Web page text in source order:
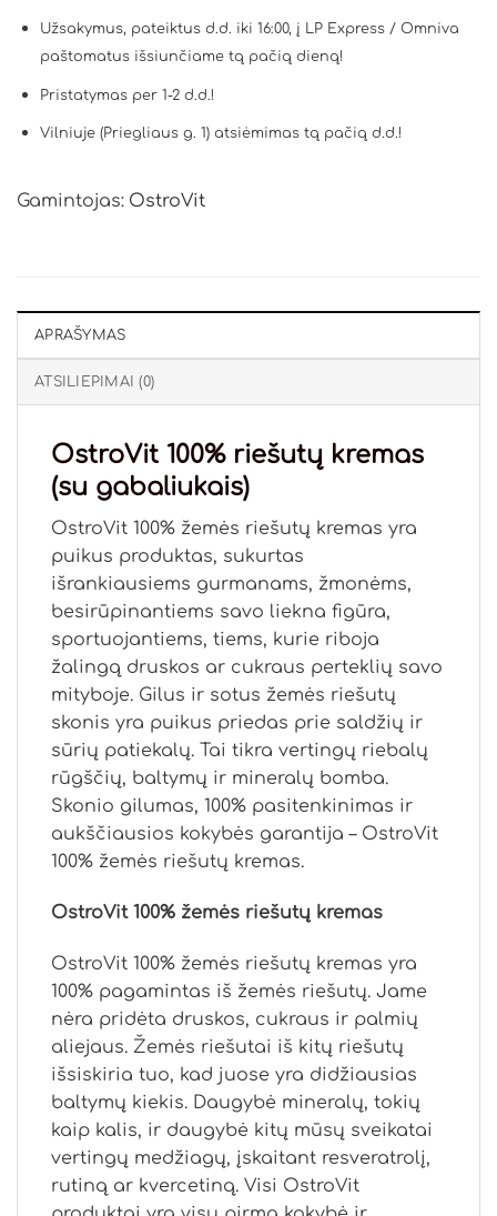
Užsakymus, pateiktus d.d. iki 16:00, į LP Express / Omniva
paštomatus išsiunčiame tą pačią dieną!
Pristatymas per 1-2 d.d.!
Vilniuje (Priegliaus g. 1) atsiėmimas tą pačią d.d.!
Gamintojas: OstroVit
APRAŠYMAS
ATSILIEPIMAI (0)
OstroVit 100% riešutų kremas
(su gabaliukais)
OstroVit 100% žemės riešutų kremas yra
puikus produktas, sukurtas
išrankiausiems gurmanams, žmonėms,
besirūpinantiems savo liekna figūra,
sportuojantiems, tiems, kurie riboja
žalingą druskos ar cukraus perteklių savo
mityboje. Gilus ir sotus žemės riešutų
skonis yra puikus priedas prie saldžių ir
sūrių patiekalų. Tai tikra vertingų riebalų
rūgščių, baltymų ir mineralų bomba.
Skonio gilumas, 100% pasitenkinimas ir
aukščiausios kokybės garantija – OstroVit
100% žemės riešutų kremas.
OstroVit 100% žemės riešutų kremas
OstroVit 100% žemės riešutų kremas yra
100% pagamintas iš žemės riešutų. Jame
nėra pridėta druskos, cukraus ir palmių
aliejaus. Žemės riešutai iš kitų riešutų
išsiskiria tuo, kad juose yra didžiausias
baltymų kiekis. Daugybė mineralų, tokių
kaip kalis, ir daugybė kitų mūsų sveikatai
vertingų medžiagų, įskaitant resveratrolį,
rutiną ar kvercetiną. Visi OstroVit